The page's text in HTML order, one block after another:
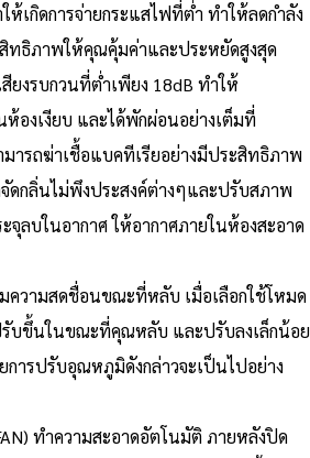
ห้เกิดการจ่ายกระแสไฟที่ต่ำ ทำให้ลดกำลัง
ทธิภาพให้คุณคุ้มค่าและประหยัดสูงสุด
สียงรบกวนที่ต่ำเพียง 18dB ทำให้
ห้องเงียบ และได้พักผ่อนอย่างเต็มที่
มารถฆ่าเชื้อแบคทีเรียอย่างมีประสิทธิภาพ
จัดกลิ่นไม่พึงประสงค์ต่างๆและปรับสภาพ
ะจุลบในอากาศ ให้อากาศภายในห้องสะอาด
ความสดชื่อนขณะที่หลับ เมื่อเลือกใช้โหมด
บขึ้นในขณะที่คุณหลับ และปรับลงเล็กน้อย
ารปรับอุณหภูมิดังกล่าวจะเป็นไปอย่าง
ทำความสะอาดอัตโนมัติ ภายหลังปิด